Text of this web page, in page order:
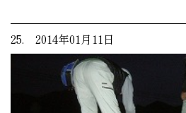
25. 2014年01月11日